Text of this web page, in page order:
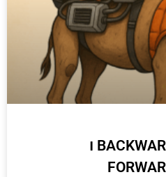
BACKWARD COMPATIBILITY ו